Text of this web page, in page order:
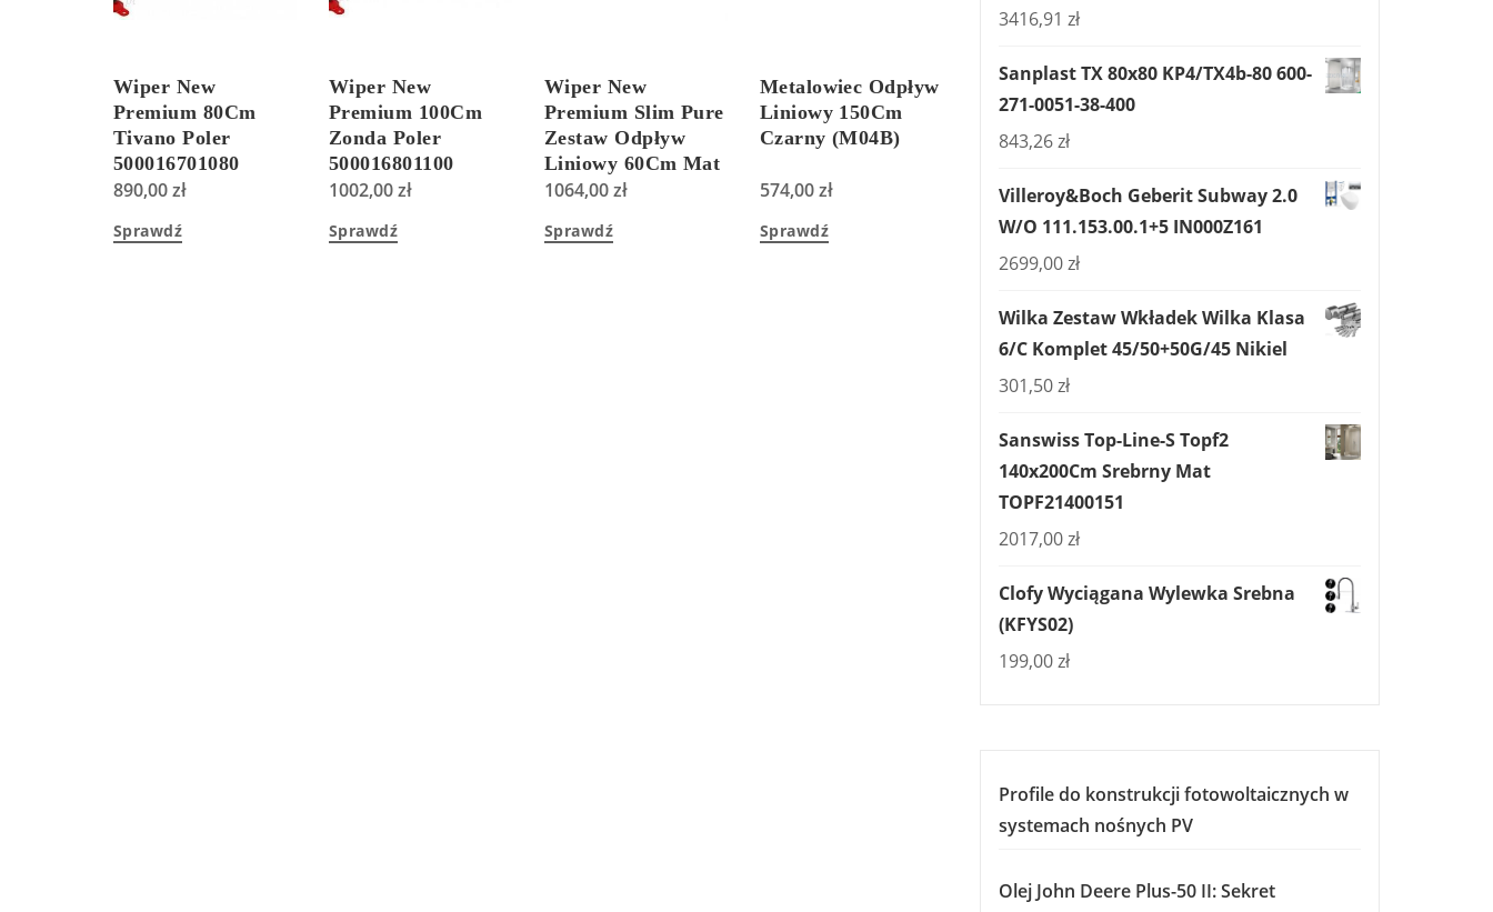
Wiper New
Premium 80Cm
Tivano Poler
500016701080
890,00zł
Sprawdź
Wiper New
Premium 100Cm
Zonda Poler
500016801100
1002,00zł
Sprawdź
Wiper New
Premium Slim Pure
Zestaw Odpływ
Liniowy 60Cm Mat
(100338803060)
1064,00zł
Sprawdź
Metalowiec Odpływ
Liniowy 150Cm
Czarny (M04B)
574,00zł
Sprawdź
3416,91 zł
Sanplast TX 80x80 KP4/TX4b-80 600-
271-0051-38-400
843,26zł
Villeroy&Boch Geberit Subway 2.0
W/O 111.153.00.1+5 IN000Z161
2699,00zł
Wilka Zestaw Wkładek Wilka Klasa
6/C Komplet 45/50+50G/45 Nikiel
301,50zł
Sanswiss Top-Line-S Topf2
140x200Cm Srebrny Mat
TOPF21400151
2017,00zł
Clofy Wyciągana Wylewka Srebna
(KFYS02)
199,00zł
Profile do konstrukcji fotowoltaicznych w
systemach nośnych PV
Olej John Deere Plus-50 II: Sekret